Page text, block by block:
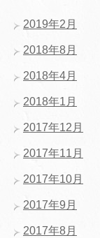
2019年2月
2018年8月
2018年4月
2018年1月
2017年12月
2017年11月
2017年10月
2017年9月
2017年8月